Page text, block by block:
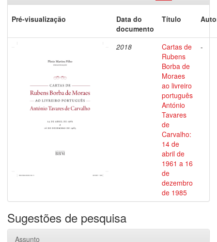
Pré-visualização
Data do
documento
Título
2018
Cartas de
Rubens
Borba de
Moraes
ao livreiro
português
António
Tavares
de
Carvalho:
14 de
abril de
1961 a 16
de
dezembro
de 1985
-
Sugestões de pesquisa
Assunto